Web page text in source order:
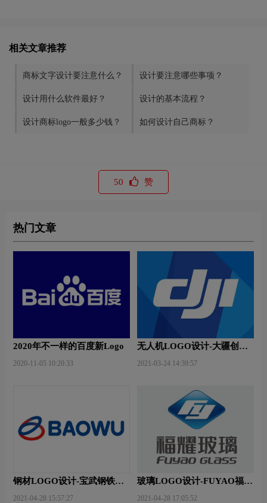
相关文章推荐
商标文字设计要注意什么？ 设计要注意哪些事项？
设计用什么软件最好？ 设计的基本流程？
设计商标logo一般多少钱？ 如何设计自己商标？
50 赞
热门文章
2020年不一样的百度新Logo
2020-11-05 10:20:33
无人机LOGO设计-大疆创新
2021-03-24 14:39:57
钢材LOGO设计-宝武钢铁品
2021-04-28 15:57:27
玻璃LOGO设计-FUYAO福耀
2021-04-28 17:05:52